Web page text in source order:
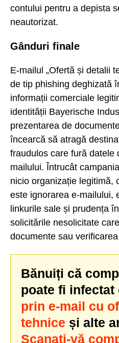
contului pentru a depista
neautorizat.
Gânduri finale
E-mailul „Ofertă și detalii
de tip phishing deghizată
informații comerciale
identității Bayerische
prezentarea de
încearcă să atragă
fraudulos care fură datele
mailului. Întrucât
nicio organizație legitimă,
este ignorarea e-mailului,
linkurile sale și prudența
solicitările nesolicitate
documente sau
Bănuiți că
poate fi infectat
prin e-mail cu
tehnice și alte
Scanați-vă